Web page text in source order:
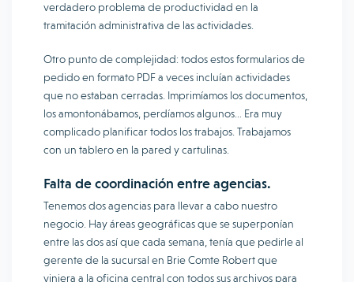
verdadero problema de productividad en la
tramitación administrativa de las actividades.
Otro punto de complejidad: todos estos formularios de
pedido en formato PDF a veces incluían actividades
que no estaban cerradas. Imprimíamos los documentos,
los amontonábamos, perdíamos algunos… Era muy
complicado planificar todos los trabajos. Trabajamos
con un tablero en la pared y cartulinas.
Falta de coordinación entre agencias.
Tenemos dos agencias para llevar a cabo nuestro
negocio. Hay áreas geográficas que se superponían
entre las dos así que cada semana, tenía que pedirle al
gerente de la sucursal en Brie Comte Robert que
viniera a la oficina central con todos sus archivos para